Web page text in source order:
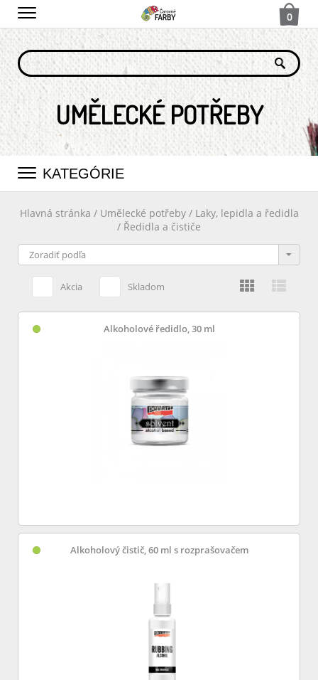
0
UMĚLECKÉ POTŘEBY
KATEGÓRIE
Hlavná stránka / Umělecké potřeby/ Laky, lepidla a ředidla
/ Ředidla a čističe
Akcia Skladom
Alkoholové ředidlo, 30 ml
Alkoholový čistič, 60 ml s rozprašovačem